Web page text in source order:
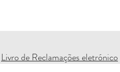
Livro de Reclamações eletrónico